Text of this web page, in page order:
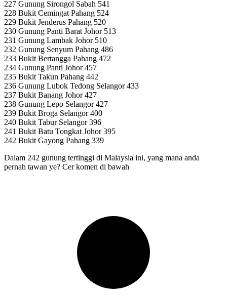
227 Gunung Sirongol Sabah 541
228 Bukit Cemingat Pahang 524
229 Bukit Jenderus Pahang 520
230 Gunung Panti Barat Johor 513
231 Gunung Lambak Johor 510
232 Gunung Senyum Pahang 486
233 Bukit Bertangga Pahang 472
234 Gunung Panti Johor 457
235 Bukit Takun Pahang 442
236 Gunung Lubok Tedong Selangor 433
237 Bukit Banang Johor 427
238 Gunung Lepo Selangor 427
239 Bukit Broga Selangor 400
240 Bukit Tabur Selangor 396
241 Bukit Batu Tongkat Johor 395
242 Bukit Gayong Pahang 339
Dalam 242 gunung tertinggi di Malaysia ini, yang mana anda
pernah tawan ye? Cer komen di bawah